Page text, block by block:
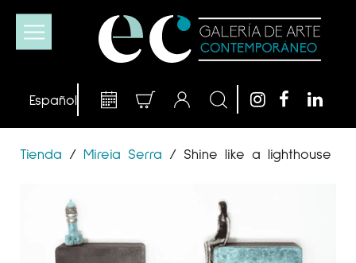
Tienda / Mireia Serra / Shine like a lighthouse